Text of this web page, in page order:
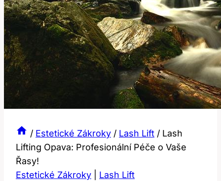
/ Estetické Zákroky / Lash Lift / Lash
Lifting Opava: Profesionální Péče o Vaše
Řasy!
Estetické Zákroky
Lash Lift